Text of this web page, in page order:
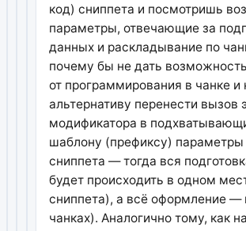
код) сниппета и посмотришь
параметры, отвечающие за
данных и раскладывание по
почему бы не дать
от программирования в чанке и
альтернативу перенести вызов
модификатора в
шаблону (префиксу) параметры
сниппета — тогда вся
будет происходить в одном
сниппета), а всё оформление —
чанках). Аналогично тому, как